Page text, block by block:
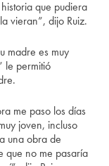
que pudiera
vieran”, dijo Ruiz.
madre es muy
le permitió
me paso los días
joven, incluso
una obra de
que no me pasaría